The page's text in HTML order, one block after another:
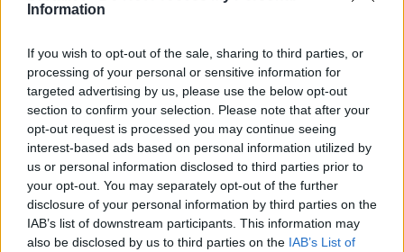
Information
If you wish to opt-out of the sale, sharing to third parties, or
processing of your personal or sensitive information for
targeted advertising by us, please use the below opt-out
section to confirm your selection. Please note that after your
opt-out request is processed you may continue seeing
interest-based ads based on personal information utilized by
us or personal information disclosed to third parties prior to
your opt-out. You may separately opt-out of the further
disclosure of your personal information by third parties on the
IAB’s list of downstream participants. This information may
also be disclosed by us to third parties on the IAB’s List of
ΗΠΑ: Ο Ζούκερμπεργκ ζήτησε συγγνώμη από την
23:40
Βόλος: Υπό έλεγχο η φωτιά στο Αρχαίο Θέατρο
Δημητριάδος
23:34
Φωτιά σε χαμηλή βλάστηση στην Κάρπαθο
23:27
Κολομβία: Διασώθηκε ιπποποταμάκι από την αποικία του
Πάμπλο Εσκομπάρ